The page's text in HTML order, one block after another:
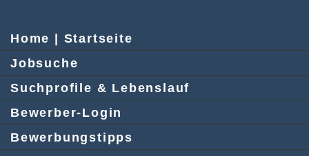
Home | Startseite
Jobsuche
Suchprofile & Lebenslauf
Bewerber-Login
Bewerbungstipps